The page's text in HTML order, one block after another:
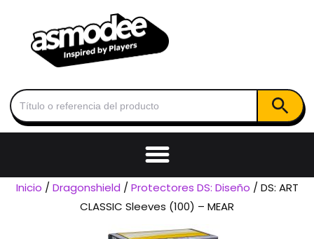
Buscar: Botón de
Inicio /Dragonshield /Protectores DS: Diseño / DS: ART
CLASSIC Sleeves (100) – MEAR